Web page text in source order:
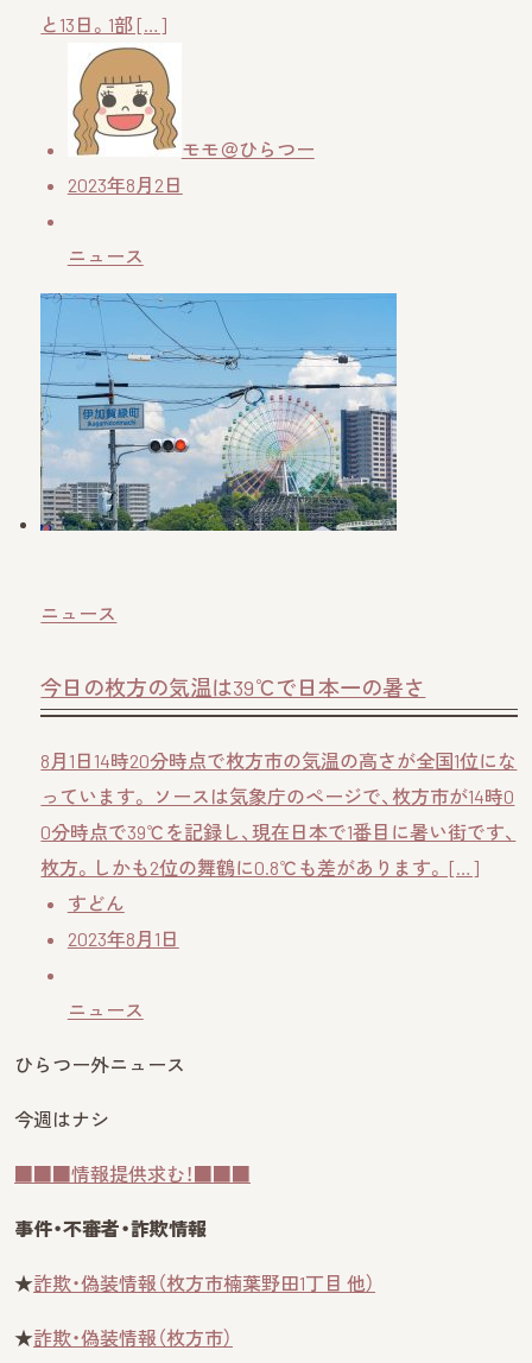
と13日。1部 […]
モモ＠ひらつー
2023年8月2日
ニュース
ニュース
今日の枚方の気温は39℃で日本一の暑さ
8月1日14時20分時点で枚方市の気温の高さが全国1位にな
っています。 ソースは気象庁のページで、枚方市が14時0
0分時点で39℃を記録し、現在日本で1番目に暑い街です、
枚方。しかも2位の舞鶴に0.8℃も差があります。 […]
すどん
2023年8月1日
ニュース
ひらつー外ニュース
今週はナシ
■■■情報提供求む！■■■
事件・不審者・詐欺情報
★詐欺・偽装情報（枚方市楠葉野田1丁目 他）
★詐欺・偽装情報（枚方市）